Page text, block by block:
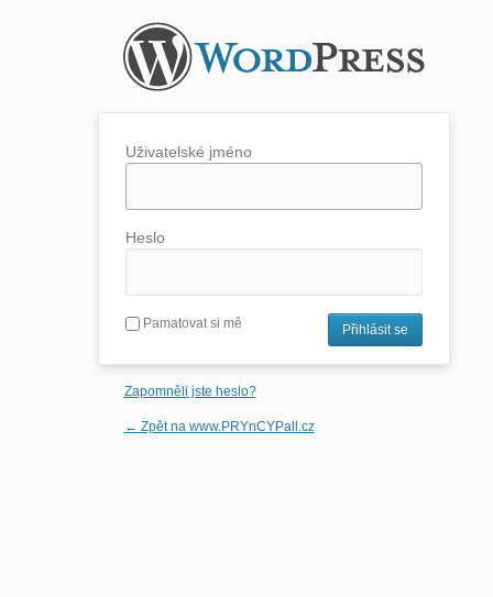
Uživatelské jméno
Heslo
Pamatovat si mě
Zapomněli jste heslo?
← Zpět na www.PRYnCYPall.cz